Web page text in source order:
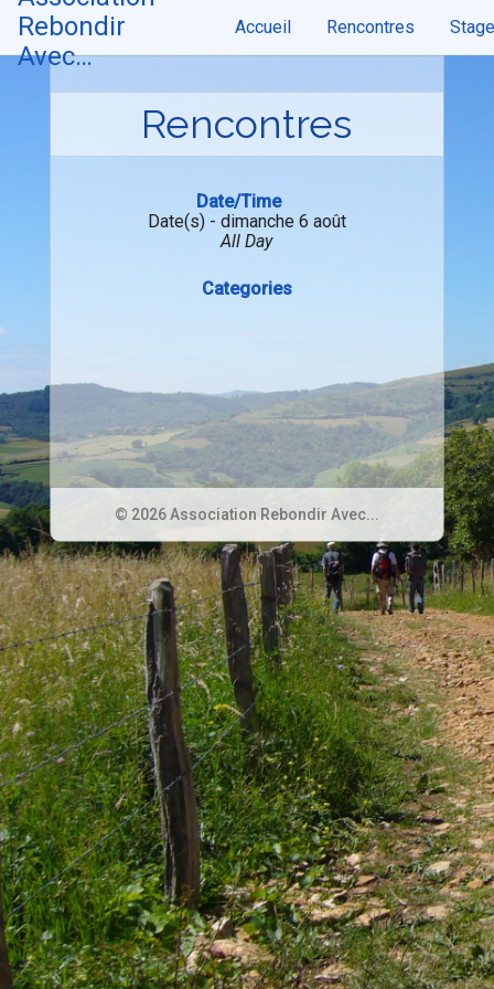
Skip
content
Rebondir
Avec…
Accueil Rencontres
Rencontres
Date/Time
Date(s) - dimanche 6 août
All Day
Categories
© 2026 Association Rebondir Avec...